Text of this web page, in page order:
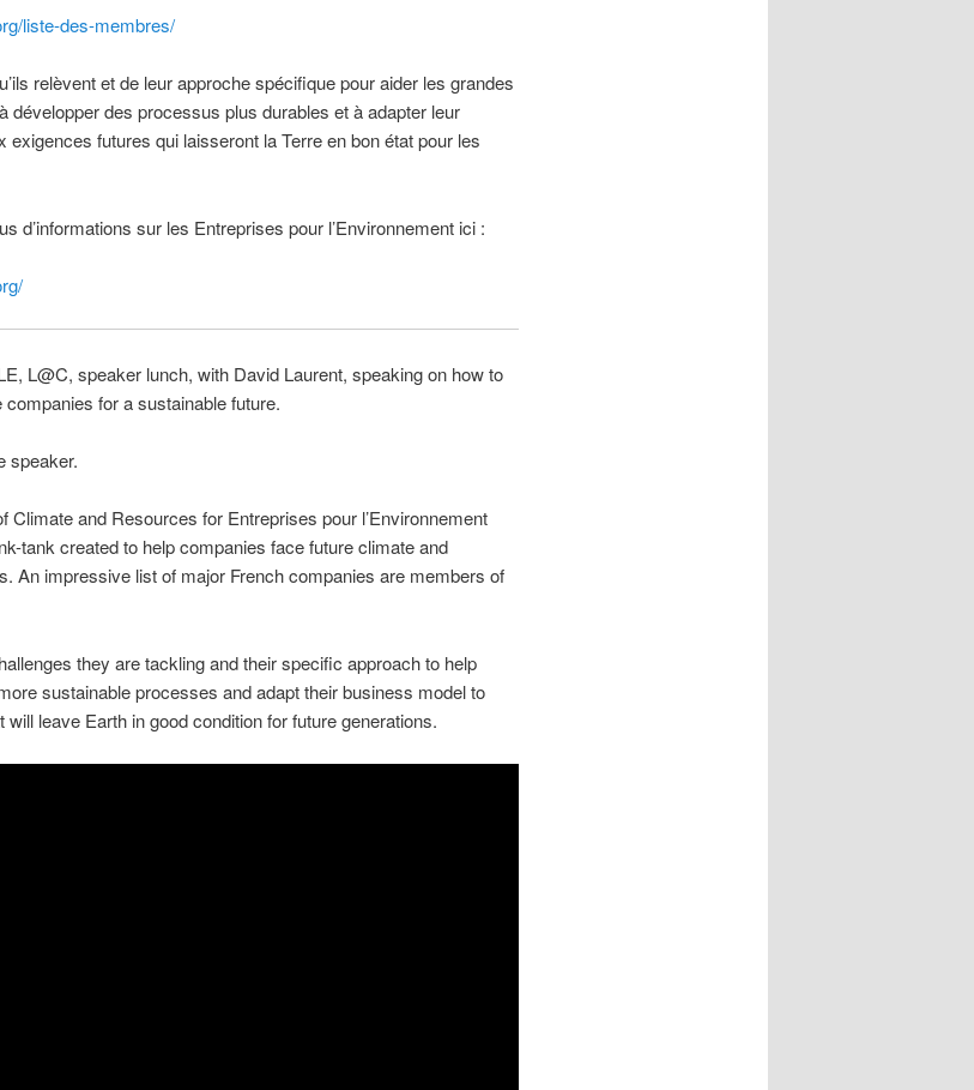
liste-des-membres/
relèvent et de leur approche spécifique pour aider les grandes
développer des processus plus durables et à adapter leur
exigences futures qui laisseront la Terre en bon état pour les
d’informations sur les Entreprises pour l’Environnement ici :
L@C, speaker lunch, with David Laurent, speaking on how to
for a sustainable future.
speaker.
Climate and Resources for Entreprises pour l’Environnement
tank created to help companies face future climate and
An impressive list of major French companies are members of
they are tackling and their specific approach to help
sustainable processes and adapt their business model to
leave Earth in good condition for future generations.